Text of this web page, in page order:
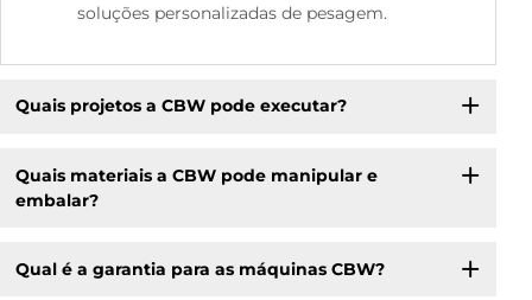
soluções personalizadas de pesagem.
Quais projetos a CBW pode executar?
Quais materiais a CBW pode manipular e
embalar?
Qual é a garantia para as máquinas CBW?